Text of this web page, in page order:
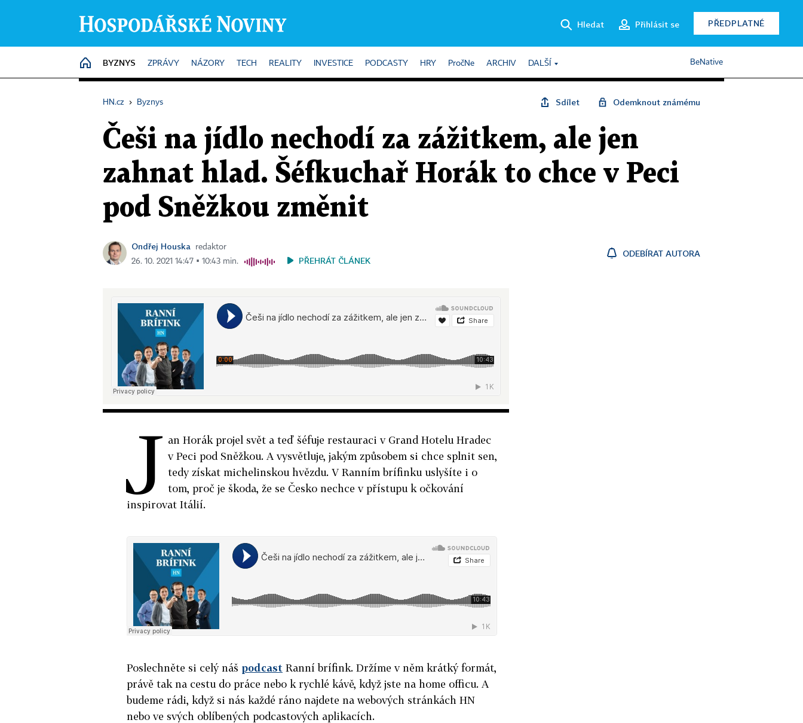
Hledat Přihlásit se PŘEDPLATNÉ
HOME
BYZNYS ZPRÁVY NÁZORY TECH REALITY INVESTICE PODCASTY HRY PročNe ARCHIV DALŠÍ BeNative
HN.cz › Byznys Sdílet Odemknout známému
Češi na jídlo nechodí za zážitkem, ale jen
zahnat hlad. Šéfkuchař Horák to chce v Peci
pod Sněžkou změnit
Ondřej Houska
redaktor
26. 10. 2021 14:47 ▪ 10:43 min.
PŘEHRÁT ČLÁNEK
ODEBÍRAT AUTORA
J an Horák projel svět a teď šéfuje restauraci v Grand Hotelu Hradec
v Peci pod Sněžkou. A vysvětluje, jakým způsobem si chce splnit sen,
tedy získat michelinskou hvězdu. V Ranním brífinku uslyšíte i o
tom, proč je škoda, že se Česko nechce v přístupu k očkování
inspirovat Itálií.
Poslechněte si celý náš podcast Ranní brífink. Držíme v něm krátký formát,
právě tak na cestu do práce nebo k rychlé kávě, když jste na home officu. A
budeme rádi, když si nás každé ráno najdete na webových stránkách HN
nebo ve svých oblíbených podcastových aplikacích.